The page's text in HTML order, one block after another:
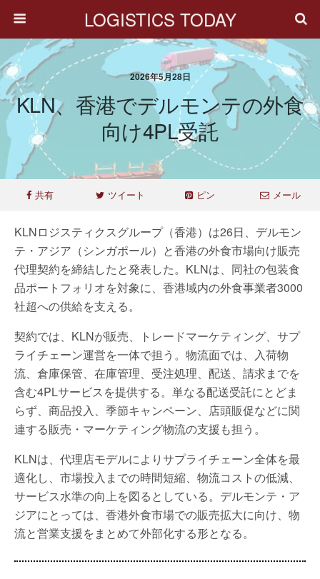
LOGISTICS TODAY
2026年5月28日
KLN、香港でデルモンテの外食
向け4PL受託
共有 ツイート ピン メール
KLNロジスティクスグループ（香港）は26日、デルモン
テ・アジア（シンガポール）と香港の外食市場向け販売
代理契約を締結したと発表した。KLNは、同社の包装食
品ポートフォリオを対象に、香港域内の外食事業者3000
社超への供給を支える。
契約では、KLNが販売、トレードマーケティング、サプ
ライチェーン運営を一体で担う。物流面では、入荷物
流、倉庫保管、在庫管理、受注処理、配送、請求までを
含む4PLサービスを提供する。単なる配送受託にとどま
らず、商品投入、季節キャンペーン、店頭販促などに関
連する販売・マーケティング物流の支援も担う。
KLNは、代理店モデルによりサプライチェーン全体を最
適化し、市場投入までの時間短縮、物流コストの低減、
サービス水準の向上を図るとしている。デルモンテ・ア
ジアにとっては、香港外食市場での販売拡大に向け、物
流と営業支援をまとめて外部化する形となる。